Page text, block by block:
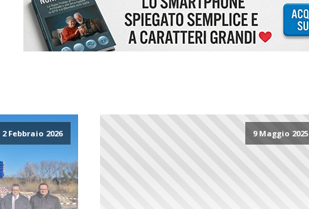
2 Febbraio 2026 9 Maggio 2025